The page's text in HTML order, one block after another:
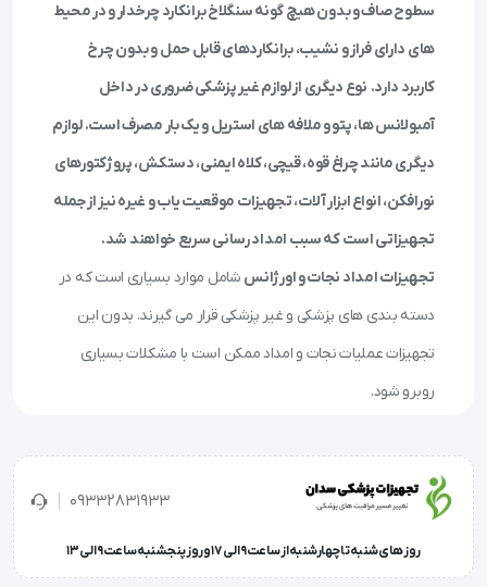
سطوح صاف و بدون هیچ گونه سنگلاخ برانکارد چرخدار و در محیط
های دارای فراز و نشیب، برانکاردهای قابل حمل و بدون چرخ
کاربرد دارد. نوع دیگری از لوازم غیر پزشکی ضروری در داخل
آمبولانس ها، پتو و ملافه های استریل و یک بار مصرف است. لوازم
دیگری مانند چراغ قوه، قیچی، کلاه ایمنی، دستکش، پروژکتورهای
نورافکن، انواع ابزار آلات، تجهیزات موقعیت یاب و غیره نیز از جمله
تجهیزاتی است که سبب امداد رسانی سریع خواهند شد.
تجهیزات امداد نجات و اورژانس شامل موارد بسیاری است که در
دسته بندی های پزشکی و غیر پزشکی قرار می گیرند. بدون این
تجهیزات عملیات نجات و امداد ممکن است با مشکلات بسیاری
روبرو شود.
09332831933
روز های شنبه تا چهارشنبه از ساعت 9 الی 17 و روز پنجشنبه ساعت 9 الی 13